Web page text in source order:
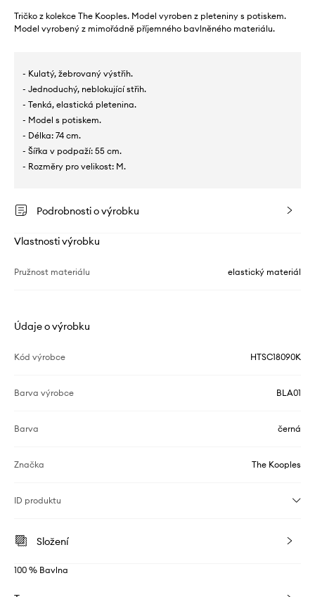
Tričko z kolekce The Kooples. Model vyroben z pleteniny s potiskem.
Model vyrobený z mimořádně příjemného bavlněného materiálu.
- Kulatý, žebrovaný výstřih.
- Jednoduchý, neblokující střih.
- Tenká, elastická pletenina.
- Model s potiskem.
- Délka: 74 cm.
- Šířka v podpaží: 55 cm.
- Rozměry pro velikost: M.
Podrobnosti o výrobku
Vlastnosti výrobku
Pružnost materiálu elastický materiál
Údaje o výrobku
Kód výrobce HTSC18090K
Barva výrobce BLA01
Barva černá
Značka The Kooples
ID produktu
Složení
100 % Bavlna